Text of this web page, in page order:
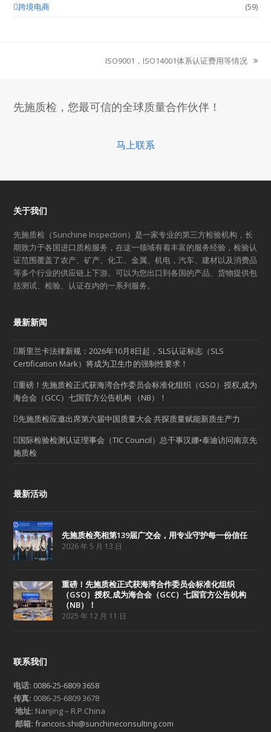
跨境电商
(59)
next
ISO9001，ISO14001体系认证费用等情况
先施质检，您最可信的全球质量合作伙伴！
马上联系
关于我们
先施质检（Sunchine Inspection）是一家专业的第三方检验机构，长
期致力于各国进口质检服务，在这一领域有着丰富的服务经验，检验认
证范围覆盖了农产、矿产、化工、金属、机电，汽车、建材以及消费品
等多个行业的供应链上下游。可以为您出口到各国的产品、货物提供包
括测试、检验、认证在内的一系列服务。
最新新闻
斯里兰卡法律新规：2026年10月8日起，SLS认证标志（SLS
Certification Mark）将成为卫生巾的强制性要求！
重磅！先施质检正式获海湾合作委员会标准化组织（GSO）授权,成为
海合会（GCC）七国官方公告机构 （NB）！
先施质检应邀出席第六届中国质量大会 共探质量赋能新质生产力
国际检验检测认证理事会（TIC Council）总干事汉娜•泰迪访问南京先
施质检
最新活动
先施质检亮相第139届广交会，用专业守护每一份信任
2026 年 5 月 13 日
重磅！先施质检正式获海湾合作委员会标准化组织
（GSO）授权,成为海合会（GCC）七国官方公告机构
（NB）！
2025 年 12 月 11 日
联系我们
电话: 0086-25-6809 3658
传真: 0086-25-6809 3678
地址: Nanjing – R.P.China
邮箱: francois.shi@sunchineconsulting.com